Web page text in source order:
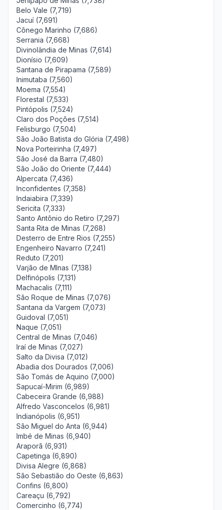
Belo Vale (7,719)
Jacuí (7,691)
Cônego Marinho (7,686)
Serrania (7,668)
Divinolândia de Minas (7,614)
Dionísio (7,609)
Santana de Pirapama (7,589)
Inimutaba (7,560)
Moema (7,554)
Florestal (7,533)
Pintópolis (7,524)
Claro dos Poções (7,514)
Felisburgo (7,504)
São João Batista do Glória (7,498)
Nova Porteirinha (7,497)
São José da Barra (7,480)
São João do Oriente (7,444)
Alpercata (7,436)
Inconfidentes (7,358)
Indaiabira (7,339)
Sericita (7,333)
Santo Antônio do Retiro (7,297)
Santa Rita de Minas (7,268)
Desterro de Entre Rios (7,255)
Engenheiro Navarro (7,241)
Reduto (7,201)
Varjão de MInas (7,138)
Delfinópolis (7,131)
Machacalis (7,111)
São Roque de Minas (7,076)
Santana da Vargem (7,073)
Guidoval (7,051)
Naque (7,051)
Central de Minas (7,046)
Iraí de Minas (7,027)
Salto da Divisa (7,012)
Abadia dos Dourados (7,006)
São Tomás de Aquino (7,000)
Sapucaí-Mirim (6,989)
Cabeceira Grande (6,988)
Alfredo Vasconcelos (6,981)
Indianópolis (6,951)
São Miguel do Anta (6,944)
Imbé de Minas (6,940)
Araporã (6,931)
Capetinga (6,890)
Divisa Alegre (6,868)
São Sebastião do Oeste (6,863)
Confins (6,800)
Careaçu (6,792)
Comercinho (6,774)